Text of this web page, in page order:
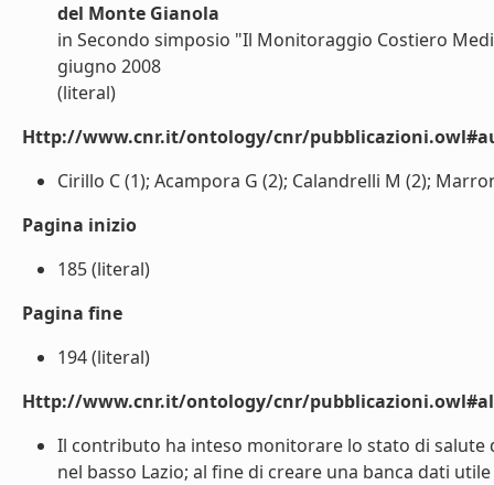
del Monte Gianola
in Secondo simposio "Il Monitoraggio Costiero
giugno 2008
(literal)
Http://www.cnr.it/ontology/cnr/
Cirillo C (1); Acampora G (2); Calandrelli M (2);
Pagina inizio
185 (literal)
Pagina fine
194 (literal)
Http://www.cnr.it/ontology/cnr/
Il contributo ha inteso monitorare lo stato di salute
nel basso Lazio; al fine di creare una banca dati